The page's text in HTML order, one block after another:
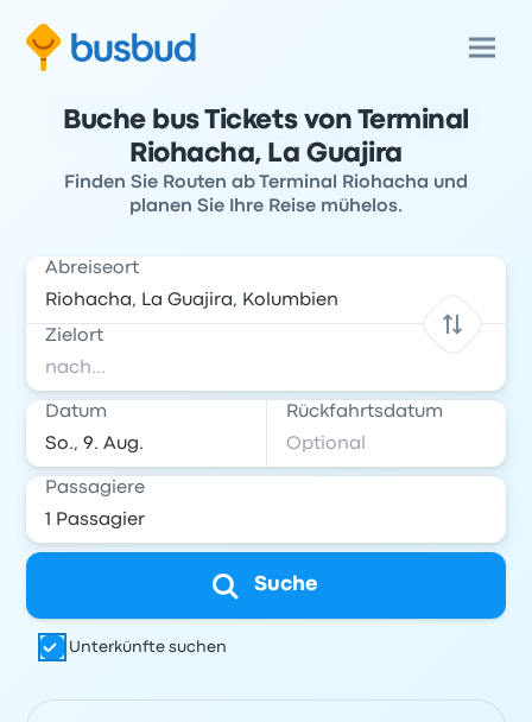
Buche bus Tickets von Terminal
Riohacha, La Guajira
Finden Sie Routen ab Terminal Riohacha und
planen Sie Ihre Reise mühelos.
Abreiseort
Zielort
Datum Rückfahrtsdatum
Passagiere
Suche
Unterkünfte suchen